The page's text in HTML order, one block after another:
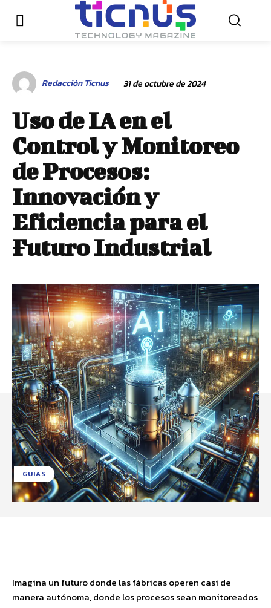
Redacción Ticnus 31 de octubre de 2024
Uso de IA en el
Control y Monitoreo
de Procesos:
Innovación y
Eficiencia para el
Futuro Industrial
GUIAS
Imagina un futuro donde las fábricas operen casi de
manera autónoma, donde los procesos sean monitoreados